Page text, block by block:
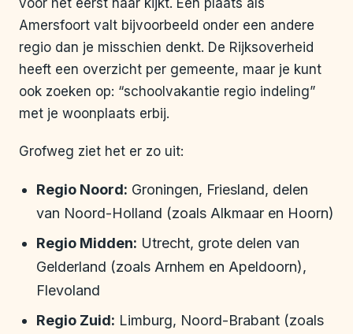
voor het eerst naar kijkt. Een plaats als
Amersfoort valt bijvoorbeeld onder een andere
regio dan je misschien denkt. De Rijksoverheid
heeft een overzicht per gemeente, maar je kunt
ook zoeken op: “schoolvakantie regio indeling”
met je woonplaats erbij.
Grofweg ziet het er zo uit:
Regio Noord: Groningen, Friesland, delen
van Noord-Holland (zoals Alkmaar en Hoorn)
Regio Midden: Utrecht, grote delen van
Gelderland (zoals Arnhem en Apeldoorn),
Flevoland
Regio Zuid: Limburg, Noord-Brabant (zoals